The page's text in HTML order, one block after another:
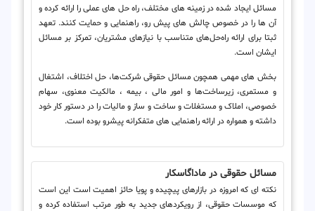
مسائل ایجاد شده در زمینه های مختلف، راه حل های عملی را ارائه کرده و
آن ها را در خصوص چالش های پیش رو، راهنمایی و حمایت کنند. تعهد
ثبتا برای ارائه راه‌حل‌های متناسب با نیازهای مشتریان، تمرکز بر مسائل
ایشان است.
بخش های مهمی همچون مسائل حقوقی شرکت‌ها، حل اختلاف، اشتغال
و مستمری، زیرساخت‌ها و امور مالی ، بیمه ، مالکیت معنوی، سهام
خصوصی، املاک و مستغلات و ساخت و ساز و مالیات را در دستور کار خود
داشته و همواره در ارائه راهنمایی های متفکرانه پیشرو بوده است.
مسائل حقوقی در ماداگاسکار
نکته ای که امروزه در بازارهای پیچیده و پویا حائز اهمیت است این است
که موسسات حقوقی، از رویکردهای جدید به طور مرتب استفاده کرده و